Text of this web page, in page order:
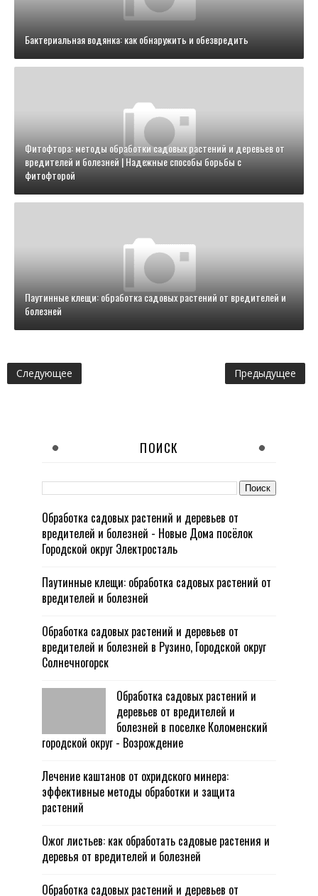
Бактериальная водянка: как обнаружить и обезвредить
Фитофтора: методы обработки садовых растений и деревьев от
вредителей и болезней | Надежные способы борьбы с
фитофторой
Паутинные клещи: обработка садовых растений от вредителей и
болезней
Следующее Предыдущее
ПОИСК
Обработка садовых растений и деревьев от
вредителей и болезней - Новые Дома посёлок
Городской округ Электросталь
Паутинные клещи: обработка садовых растений от
вредителей и болезней
Обработка садовых растений и деревьев от
вредителей и болезней в Рузино, Городской округ
Солнечногорск
Обработка садовых растений и
деревьев от вредителей и
болезней в поселке Коломенский
городской округ - Возрождение
Лечение каштанов от охридского минера:
эффективные методы обработки и защита
растений
Ожог листьев: как обработать садовые растения и
деревья от вредителей и болезней
Обработка садовых растений и деревьев от